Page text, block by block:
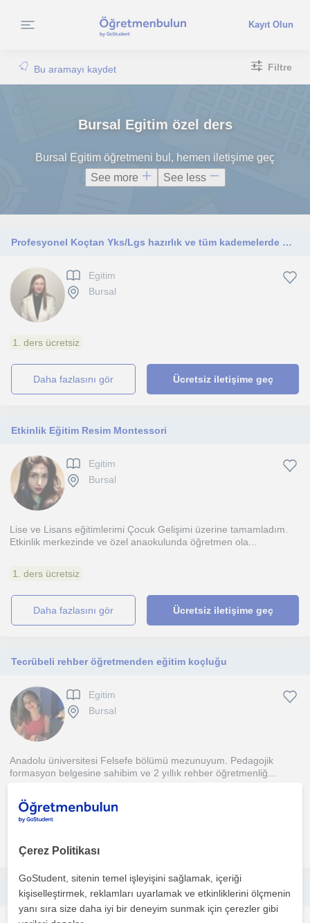
Kayıt Olun
Bu aramayı kaydet Filtre
Bursal Egitim özel ders
Bursal Egitim öğretmeni bul, hemen iletişime geç
See more
See less
Profesyonel Koçtan Yks/Lgs hazırlık ve tüm kademelerde Öğrenci Koçluğu
Egitim
Bursal
1. ders ücretsiz
daha fazlasını gör Ücretsiz iletişime geç
Etkinlik Eğitim Resim Montessori
Egitim
Bursal
Lise ve Lisans eğitimlerimi Çocuk Gelişimi üzerine tamamladım.
Etkinlik merkezinde ve özel anaokulunda öğretmen ola...
1. ders ücretsiz
daha fazlasını gör Ücretsiz iletişime geç
Tecrübeli rehber öğretmenden eğitim koçluğu
Egitim
Bursal
Anadolu üniversitesi Felsefe bölümü mezunuyum. Pedagojik
formasyon belgesine sahibim ve 2 yıllık rehber öğretmenliğ...
1. ders ücretsiz
Ortaokul gurubu öğrencilere yönelik Fen Bilgisi dersi vermekteyim
Çerez Politikası
GoStudent, sitenin temel işleyişini sağlamak, içeriği
kişiselleştirmek, reklamları uyarlamak ve etkinliklerini ölçmenin
yanı sıra size daha iyi bir deneyim sunmak için çerezler gibi